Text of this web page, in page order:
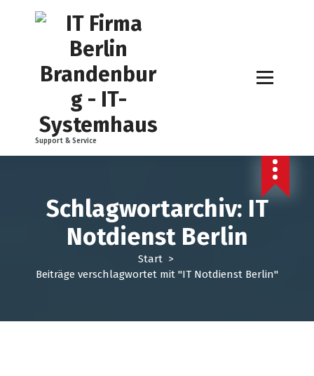
Support & Service
Schlagwortarchiv: IT
Notdienst Berlin
Start>
Beiträge verschlagwortet mit "IT Notdienst Berlin"